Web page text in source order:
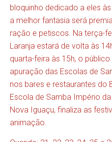
bloquinho dedicado a eles
a melhor fantasia será
ração e petiscos. Na terça-
Laranja estará de volta às
quarta-feira às 15h, o
apuração das Escolas de
nos bares e restaurantes do
Escola de Samba Império
Nova Iguaçu, finaliza as
animação.